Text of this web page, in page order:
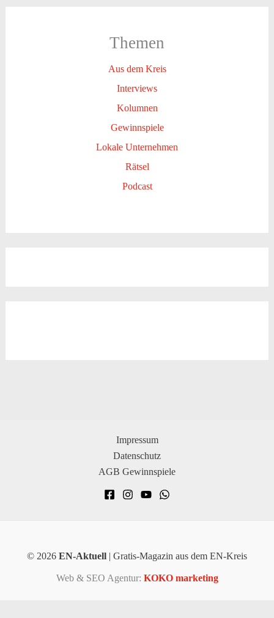
Themen
Aus dem Kreis
Interviews
Kolumnen
Gewinnspiele
Lokale Unternehmen
Rätsel
Podcast
Impressum
Datenschutz
AGB Gewinnspiele
© 2026 EN-Aktuell | Gratis-Magazin aus dem EN-Kreis
Web & SEO Agentur: KOKO marketing